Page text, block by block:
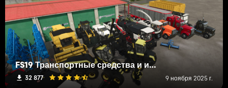
FS19 Транспортные средства и инструменты (L-R)
32 877 9 ноября 2025 г.